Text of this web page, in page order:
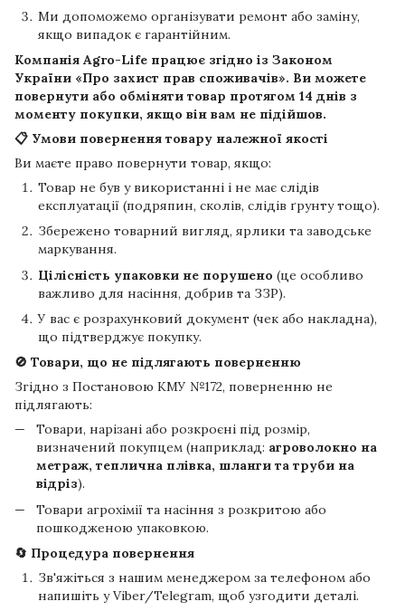
Ми допоможемо організувати ремонт або заміну,
якщо випадок є гарантійним.
Компанія Agro-Life працює згідно із Законом
України «Про захист прав споживачів». Ви можете
повернути або обміняти товар протягом 14 днів з
моменту покупки, якщо він вам не підійшов.
📋 Умови повернення товару належної якості
Ви маєте право повернути товар, якщо:
Товар не був у використанні і не має слідів
експлуатації (подряпин, сколів, слідів ґрунту тощо).
Збережено товарний вигляд, ярлики та заводське
маркування.
Цілісність упаковки не порушено (це особливо
важливо для насіння, добрив та ЗЗР).
У вас є розрахунковий документ (чек або накладна),
що підтверджує покупку.
🚫 Товари, що не підлягають поверненню
Згідно з Постановою КМУ №172, поверненню не
підлягають:
Товари, нарізані або розкроєні під розмір,
визначений покупцем (наприклад: агроволокно на
метраж, теплична плівка, шланги та труби на
відріз).
Товари агрохімії та насіння з розкритою або
пошкодженою упаковкою.
🔄 Процедура повернення
Зв'яжіться з нашим менеджером за телефоном або
напишіть у Viber/Telegram, щоб узгодити деталі.